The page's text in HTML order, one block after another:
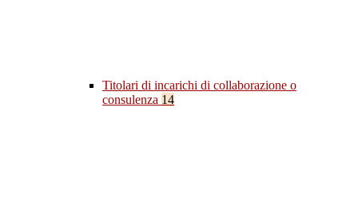
Titolari di incarichi di collaborazione o
consulenza 14